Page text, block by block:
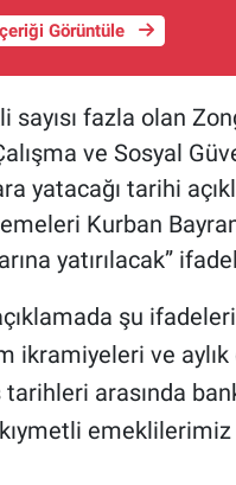
Görüntüle
sayısı fazla olan
ve Sosyal
yatacağı tarihi
Kurban
yatırılacak”
şu
ikramiyeleri ve
arasında